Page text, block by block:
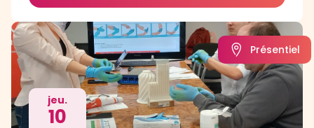
jeu.
10
Présentiel